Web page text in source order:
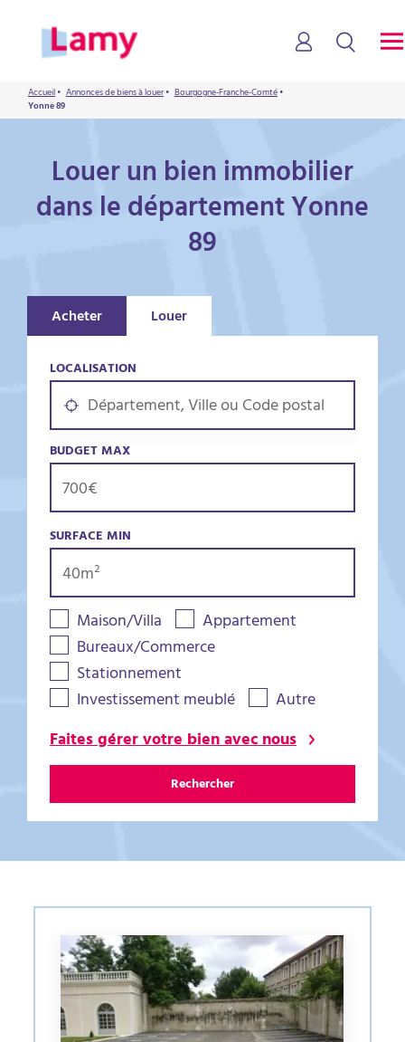
Accueil• Annonces de biens à louer• Bourgogne-Franche-Comté•
Yonne 89
Louer un bien immobilier
dans le département Yonne
89
Acheter Louer
LOCALISATION
BUDGET MAX
SURFACE MIN
Maison/Villa
Appartement
Bureaux/Commerce
Stationnement
Investissement meublé
Autre
Faites gérer votre bien avec nous
Rechercher